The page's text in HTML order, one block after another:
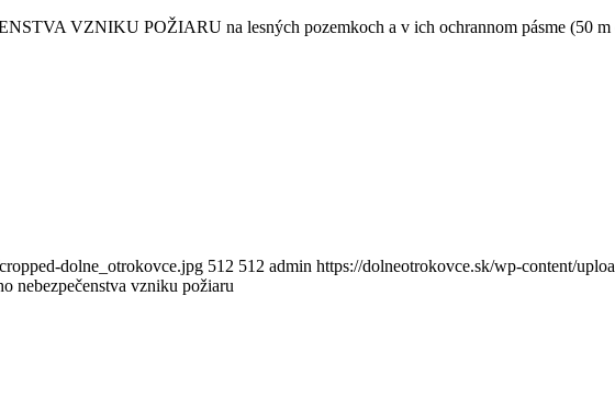
VZNIKU POŽIARU na lesných pozemkoch a v ich ochrannom pásme (50 m
dolne_otrokovce.jpg 512 512 admin https://dolneotrokovce.sk/wp-content/
nebezpečenstva vzniku požiaru